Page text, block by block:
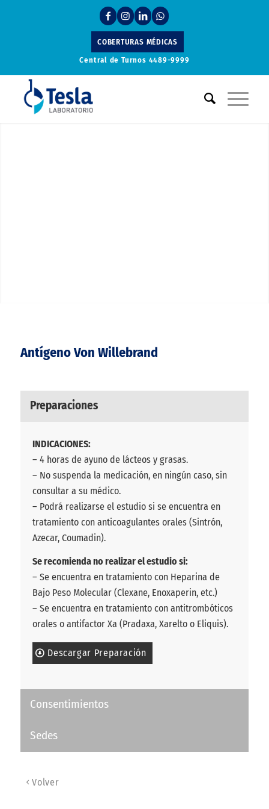
COBERTURAS MÉDICAS
Central de Turnos 4489-9999
Antígeno Von Willebrand
Preparaciones
INDICACIONES:
– 4 horas de ayuno de lácteos y grasas.
– No suspenda la medicación, en ningún caso, sin
consultar a su médico.
– Podrá realizarse el estudio si se encuentra en
tratamiento con anticoagulantes orales (Sintrón,
Azecar, Coumadin).
Se recomienda no realizar el estudio si:
– Se encuentra en tratamiento con Heparina de
Bajo Peso Molecular (Clexane, Enoxaperin, etc.)
– Se encuentra en tratamiento con antitrombóticos
orales o antifactor Xa (Pradaxa, Xarelto o Eliquis).
Descargar Preparación
Consentimientos
Sedes
Volver